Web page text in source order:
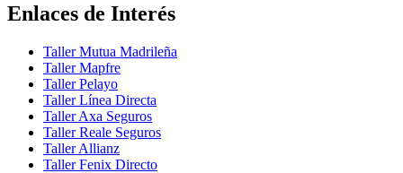
Enlaces de Interés
Taller Mutua Madrileña
Taller Mapfre
Taller Pelayo
Taller Línea Directa
Taller Axa Seguros
Taller Reale Seguros
Taller Allianz
Taller Fenix Directo